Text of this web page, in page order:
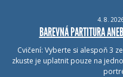
4. 8.
BAREVNÁ PARTITURA
Cvičení: Vyberte si alespoň 3
zkuste je uplatnit pouze na